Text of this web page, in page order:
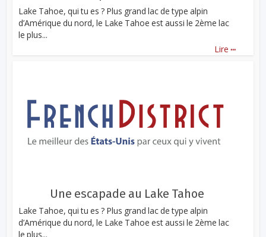
Lake Tahoe, qui tu es ? Plus grand lac de type alpin
d’Amérique du nord, le Lake Tahoe est aussi le 2ème lac
le plus...
Lire ...
Une escapade au Lake Tahoe
Lake Tahoe, qui tu es ? Plus grand lac de type alpin
d’Amérique du nord, le Lake Tahoe est aussi le 2ème lac
le plus...